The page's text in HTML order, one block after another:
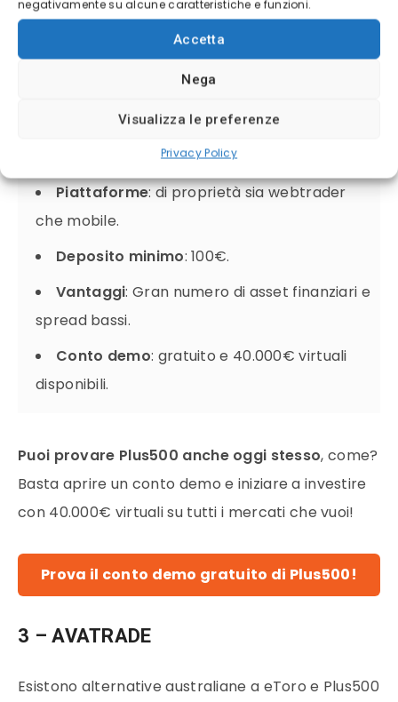
negativamente su alcune caratteristiche e funzioni.
Accetta
Nega
Visualizza le preferenze
Privacy Policy
dell’ampia offerta di mercati e soprattutto di una
(Regno Unito) , FMA (Nuova Zelanda), FSCA
(Sudafrica), FSA (Seychelles), ASIC (Australia).
Piattaforme: di proprietà sia webtrader
che mobile.
Deposito minimo: 100€.
Vantaggi: Gran numero di asset finanziari e
spread bassi.
Conto demo: gratuito e 40.000€ virtuali
disponibili.
Puoi provare Plus500 anche oggi stesso, come?
Basta aprire un conto demo e iniziare a investire
con 40.000€ virtuali su tutti i mercati che vuoi!
Prova il conto demo gratuito di Plus500!
3 – AVATRADE
Esistono alternative australiane a eToro e Plus500